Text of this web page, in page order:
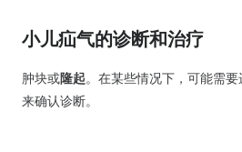
小儿疝气的诊断和治疗
肿块或隆起。在某些情况下，可能需
来确认诊断。